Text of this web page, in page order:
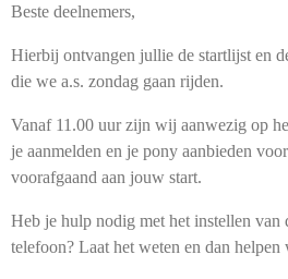
Beste deelnemers,
Hierbij ontvangen jullie de startlijst en
die we a.s. zondag gaan rijden.
Vanaf 11.00 uur zijn wij aanwezig op
je aanmelden en je pony aanbieden
voorafgaand aan jouw start.
Heb je hulp nodig met het instellen van
telefoon? Laat het weten en dan helpen